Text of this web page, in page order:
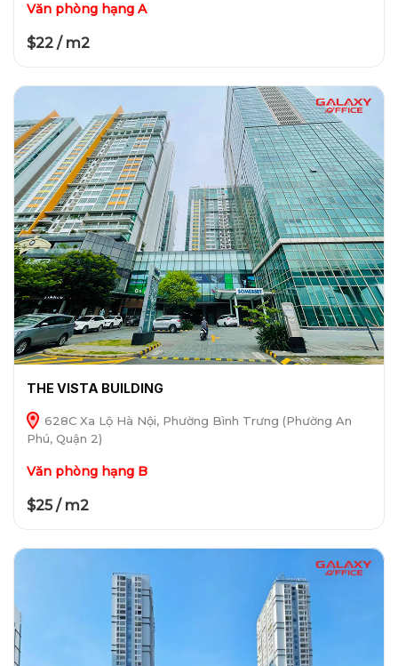
Văn phòng hạng A
$22 / m2
THE VISTA BUILDING
628C Xa Lộ Hà Nội, Phường Bình Trưng (Phường An
Phú, Quận 2)
Văn phòng hạng B
$25 / m2